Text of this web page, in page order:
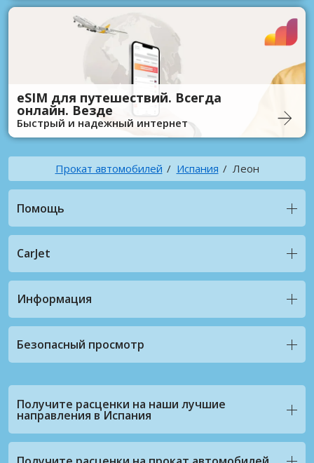
eSIM для путешествий. Всегда
онлайн. Везде
Быстрый и надежный интернет
Прокат автомобилей Испания Леон
Помощь
CarJet
Информация
Безопасный просмотр
Получите расценки на наши лучшие
направления в Испания